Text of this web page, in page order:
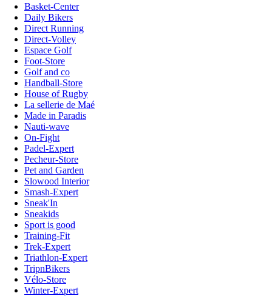
Basket-Center
Daily Bikers
Direct Running
Direct-Volley
Espace Golf
Foot-Store
Golf and co
Handball-Store
House of Rugby
La sellerie de Maé
Made in Paradis
Nauti-wave
On-Fight
Padel-Expert
Pecheur-Store
Pet and Garden
Slowood Interior
Smash-Expert
Sneak'In
Sneakids
Sport is good
Training-Fit
Trek-Expert
Triathlon-Expert
TripnBikers
Vélo-Store
Winter-Expert